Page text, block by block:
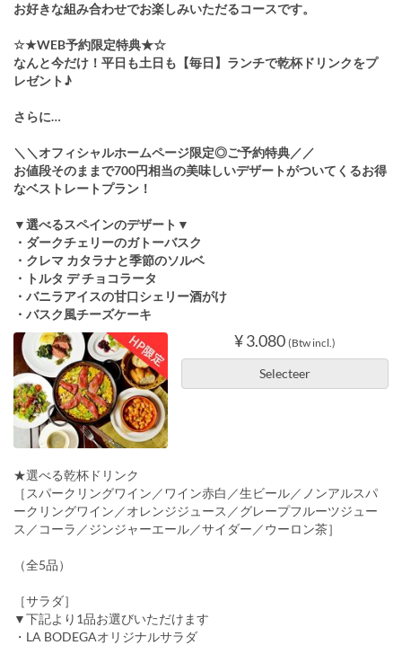
お好きな組み合わせでお楽しみいただるコースです。
☆★WEB予約限定特典★☆
なんと今だけ！平日も土日も【毎日】ランチで乾杯ドリンクをプ
レゼント♪
さらに…
＼＼オフィシャルホームページ限定◎ご予約特典／／
お値段そのままで700円相当の美味しいデザートがついてくるお得
なベストレートプラン！
▼選べるスペインのデザート▼
・ダークチェリーのガトーバスク
・クレマ カタラナと季節のソルベ
・トルタ デ チョコラータ
・バニラアイスの甘口シェリー酒がけ
・バスク風チーズケーキ
¥ 3.080 (Btw incl.)
Selecteer
★選べる乾杯ドリンク
［スパークリングワイン／ワイン赤白／生ビール／ノンアルスパ
ークリングワイン／オレンジジュース／グレープフルーツジュー
ス／コーラ／ジンジャーエール／サイダー／ウーロン茶］
（全5品）
［サラダ］
▼下記より1品お選びいただけます
・LA BODEGAオリジナルサラダ